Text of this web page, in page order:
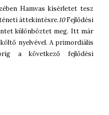
Hamvas kísérletet tesz
áttekintésre.10Fejlődési
különböztet meg. Itt már
nyelvével. A primordiális
a következő fejlődési